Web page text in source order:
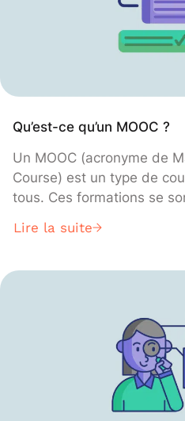
Qu’est-ce qu’un MOOC ?
Un MOOC (acronyme de
Course) est un type de
tous. Ces formations se
simultané par plusieurs
sont disponibles telles que
Lire la suite